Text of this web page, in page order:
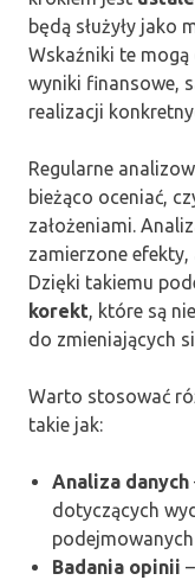
będą służyły jako
Wskaźniki te
wyniki finansowe,
realizacji
Regularne
bieżąco oceniać,
założeniami.
zamierzone
Dzięki takiemu
korekt, które są
do zmieniających
Warto stosować
takie jak:
Analiza danych
dotyczących
Badania opinii